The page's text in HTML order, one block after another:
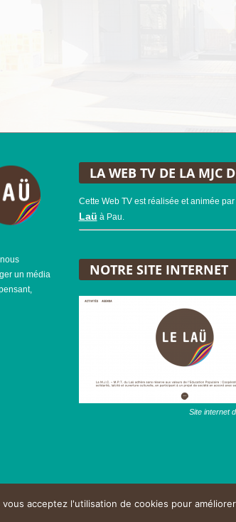
un média
LA WEB TV DE LA MJC
Cette Web TV est réalisée et animée
Laü à Pau.
NOTRE SITE INTERNET
Site internet
acceptez l'utilisation de cookies pour